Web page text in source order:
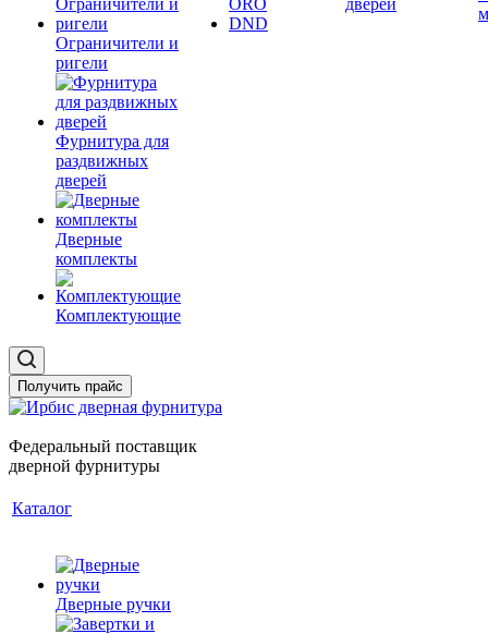
Ограничители и
ригели
Фурнитура для
раздвижных
дверей
Дверные
комплекты
Комплектующие
ORO
DND
дверей
Получить прайс
Федеральный поставщик
дверной фурнитуры
Каталог
Дверные ручки